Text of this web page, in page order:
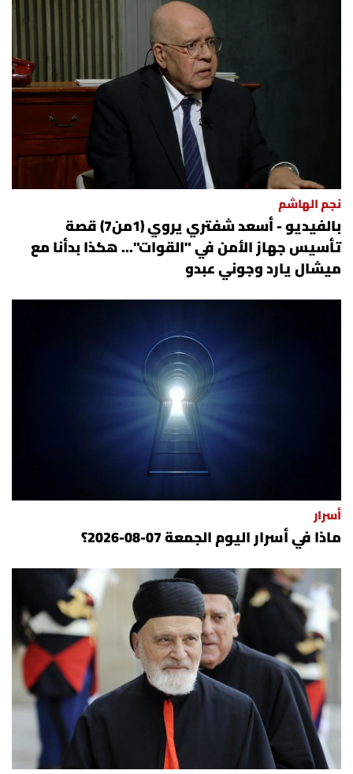
نجم الهاشم
بالفيديو - أسعد شفتري يروي (1من7) قصة
تأسيس جهاز الأمن في "القوات"... هكذا بدأنا مع
ميشال يارد وجوني عبدو
أسرار
ماذا في أسرار اليوم الجمعة 07-08-2026؟